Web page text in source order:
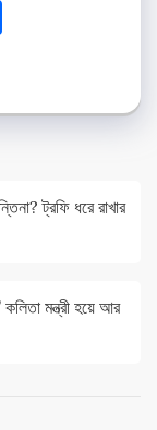
ট্রফি ধরে রাখার
কলিতা মন্ত্রী হয়ে আর